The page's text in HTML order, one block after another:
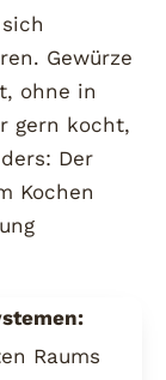
Gewürze
ohne in
gern kocht,
Der
Kochen
Raums